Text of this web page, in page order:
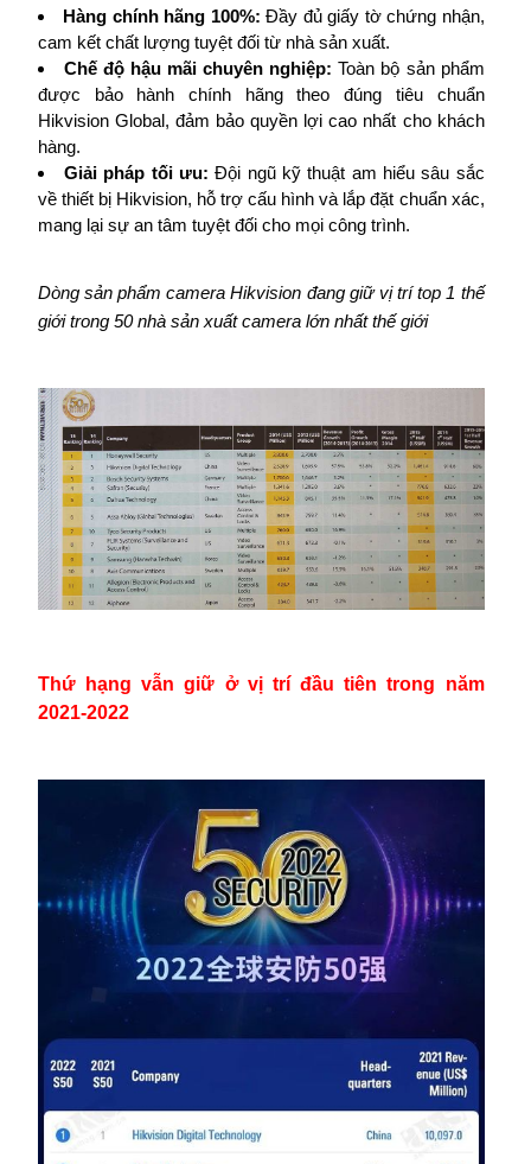
Hàng chính hãng 100%: Đầy đủ giấy tờ chứng nhận,
cam kết chất lượng tuyệt đối từ nhà sản xuất.
Chế độ hậu mãi chuyên nghiệp: Toàn bộ sản phẩm
được bảo hành chính hãng theo đúng tiêu chuẩn
Hikvision Global, đảm bảo quyền lợi cao nhất cho khách
hàng.
Giải pháp tối ưu: Đội ngũ kỹ thuật am hiểu sâu sắc
về thiết bị Hikvision, hỗ trợ cấu hình và lắp đặt chuẩn xác,
mang lại sự an tâm tuyệt đối cho mọi công trình.
Dòng sản phẩm camera Hikvision đang giữ vị trí top 1 thế
giới trong 50 nhà sản xuất camera lớn nhất thế giới
Thứ hạng vẫn giữ ở vị trí đầu tiên trong năm
2021-2022